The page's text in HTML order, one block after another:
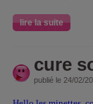
lire la suite
cure
publié le 24/02/